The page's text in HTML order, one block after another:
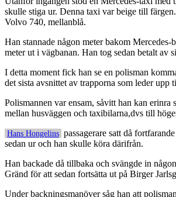
skulle stiga ur. Denna taxi var beige till
Volvo 740, mellanblå.
Han stannade någon meter bakom
meter ut i vägbanan. Han tog sedan betalt av
I detta moment fick han se en polisman
det sista avsnittet av trapporna som leder upp
Polismannen var ensam, såvitt han kan erinra
mellan husväggen och taxibilarna,dvs till
Hans Hongelins passagerare satt då
sedan ur och han skulle köra därifrån.
Han backade då tillbaka och svängde in
Gränd för att sedan fortsätta ut på Birger
Under backningsmanöver såg han att